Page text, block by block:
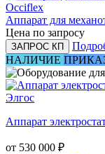
Occiflex
Аппарат для
Цена по запросу
ЗАПРОС КП
НАЛИЧИЕ
Элгос
Аппарат
от 530 000 ₽